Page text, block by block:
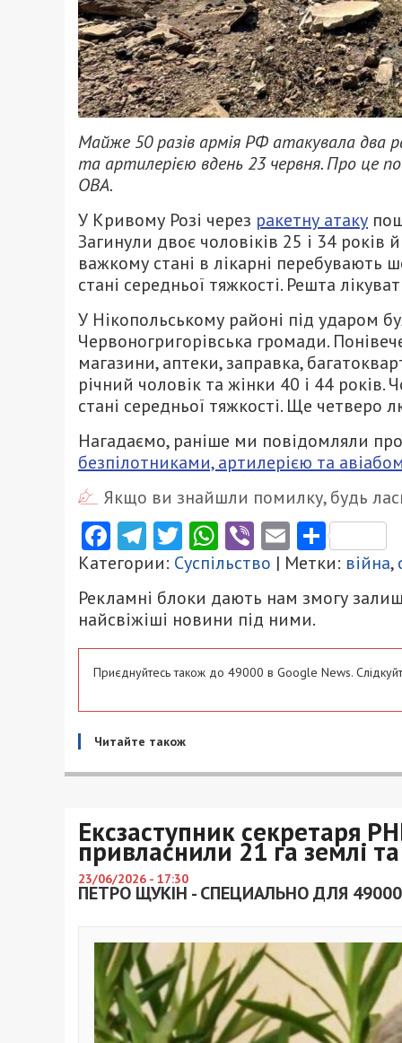
Майже 50 разів армія РФ атакувала два
та артилерією вдень 23 червня. Про це
ОВА.
У Кривому Розі через ракетну атаку
Загинули двоє чоловіків 25 і 34
важкому стані в лікарні перебувають
стані середньої тяжкості. Решта
У Нікопольському районі під ударом
Червоногригорівська громади.
магазини, аптеки, заправка,
річний чоловік та жінки 40 і 44 років.
стані середньої тяжкості. Ще четверо
Нагадаємо, раніше ми повідомляли
безпілотниками, артилерією та
Якщо ви знайшли помилку, будь
Facebook
Telegram
Twitter
WhatsApp
ViberEmail
Категории: Суспільство | Метки: війна,
Рекламні блоки дають нам змогу
найсвіжіші новини під ними.
Приєднуйтесь також до 49000 в Google News.
Читайте також
Ексзаступник секретаря
привласнили 21 га землі
23/06/2026 - 17:30
ПЕТРО ЩУКІН - СПЕЦИАЛЬНО ДЛЯ